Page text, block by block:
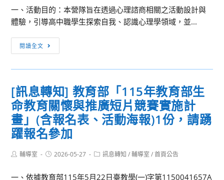
國
土
團
將
115
年
暑
假
舉
辦
政
學
15
月
1
至
7
月
4
日
舉
115
一、活動目的：本營隊旨在透過心理諮商相關之活動設計與
體驗，引導高中職學生探索自我、認識心理學領域，並...
閱讀全文
息
轉
國
立
臺
北
護
理
康
[訊息轉知] 教育部「115年教育部生
命教育關懷與推廣短片競賽實施計
畫」(含報名表、活動海報)1份，請踴
躍報名參加
Post輔導室
Post2026-05-27
Post訊息轉知 / 輔導室 / 首頁公告
一、依據教育部115年5月22日臺教學(一)字第1150041657A